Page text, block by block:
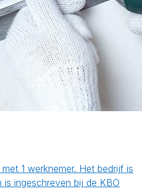
1 werknemer. Het bedrijf is
ingeschreven bij de KBO